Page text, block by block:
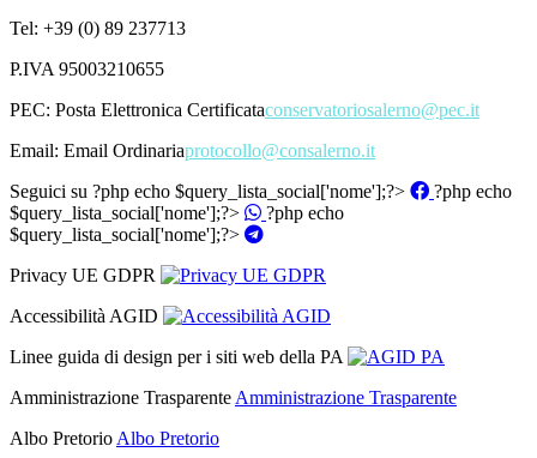
Tel: +39 (0) 89 237713
P.IVA 95003210655
PEC: Posta Elettronica Certificataconservatoriosalerno@pec.it
Email: Email Ordinariaprotocollo@consalerno.it
Seguici su ?php echo $query_lista_social['nome'];?>
?php echo
$query_lista_social['nome'];?>
?php echo
$query_lista_social['nome'];?>
Privacy UE GDPR
Accessibilità AGID
Linee guida di design per i siti web della PA
Amministrazione Trasparente Amministrazione Trasparente
Albo Pretorio Albo Pretorio